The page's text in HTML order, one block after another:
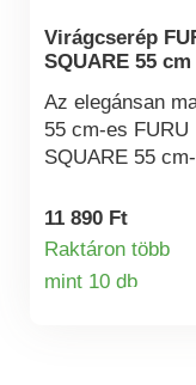
Virágcserép
SQUARE 55 cm
Az elegánsan
55 cm-es FURU
SQUARE 55
térben jól mutat.
Alkalmas beltérre
köszönhetően
11 890 Ft
Raktáron több
mint 10 db